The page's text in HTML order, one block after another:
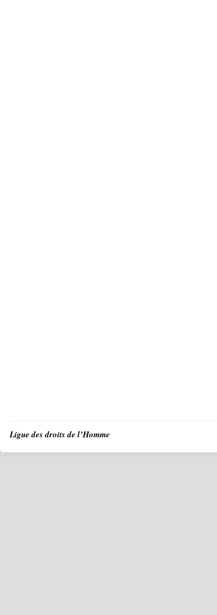
Ligue des droits de l’Homme